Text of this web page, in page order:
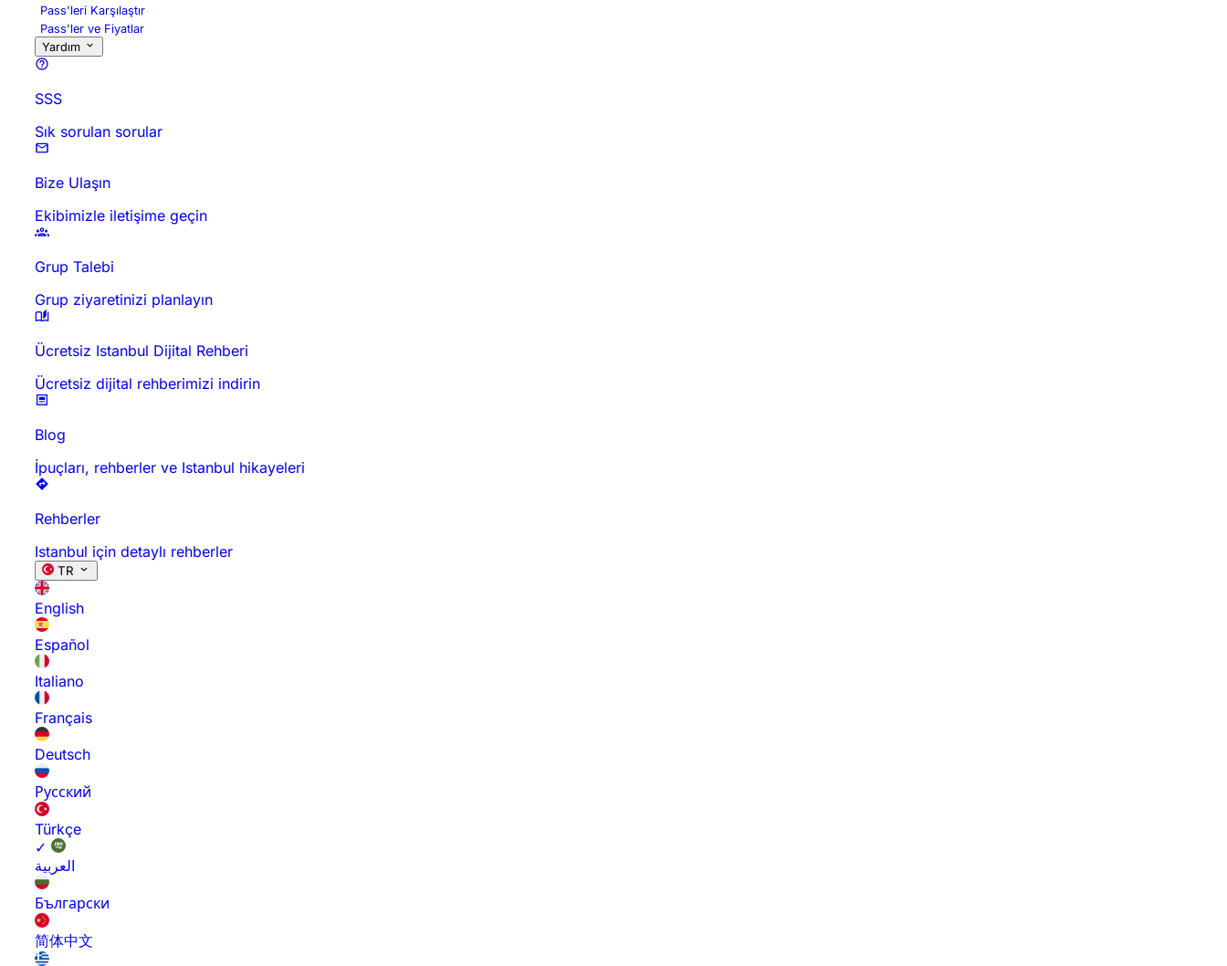
Pass'leri Karşılaştır
Pass'ler ve Fiyatlar
Yardım
SSS
Sık sorulan sorular
Bize Ulaşın
Ekibimizle iletişime geçin
Grup Talebi
Grup ziyaretinizi planlayın
Ücretsiz Istanbul Dijital Rehberi
Ücretsiz dijital rehberimizi indirin
Blog
İpuçları, rehberler ve Istanbul hikayeleri
Rehberler
Istanbul için detaylı rehberler
TR
English
Español
Italiano
Français
Deutsch
Русский
Türkçe
✓
العربية
Български
简体中文